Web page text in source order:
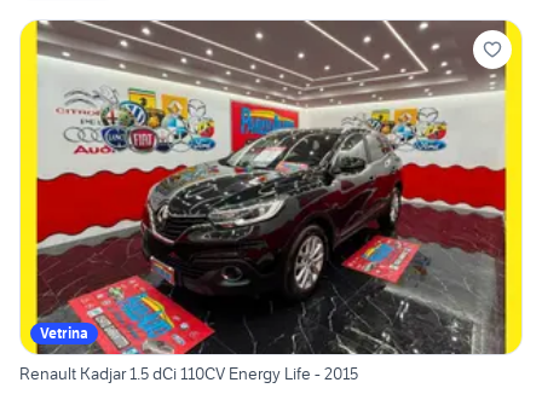
Vetrina
Renault Kadjar 1.5 dCi 110CV Energy Life - 2015